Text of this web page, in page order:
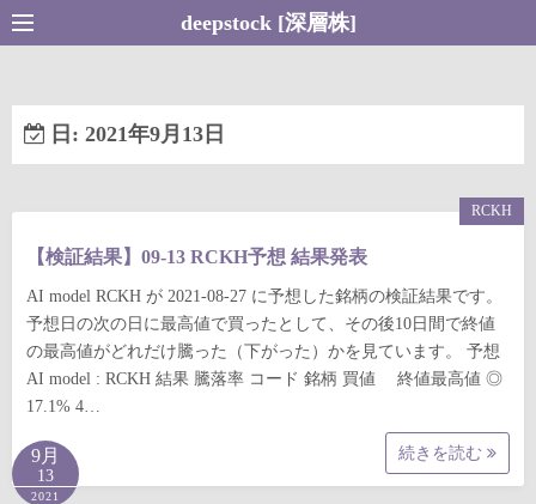
コ
ン
ン
へ
deepstock [深層株]
日: 2021年9月13日
【検証結果】09-13 RCKH予想 結果発表
AI model RCKH が 2021-08-27 に予想した銘柄の検証結果です。
予想日の次の日に最高値で買ったとして、その後10日間で終値
の最高値がどれだけ騰った（下がった）かを見ています。 予想
AI model : RCKH 結果 騰落率 コード 銘柄 買値 終値最高値 ◎
17.1% 4…
続きを読む
RCKH
9月
13
2021